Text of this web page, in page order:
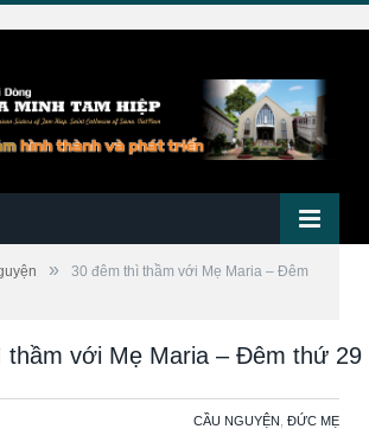
»
30 đêm thì thầm với Mẹ Maria – Đêm
thầm với Mẹ Maria – Đêm thứ 29
CẦU NGUYỆN ĐỨC MẸ